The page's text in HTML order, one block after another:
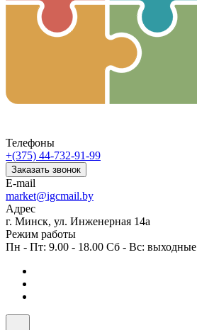
Телефоны
+(375) 44-732-91-99
Заказать звонок
E-mail
market@igcmail.by
Адрес
г. Минск, ул. Инженерная 14а
Режим работы
Пн - Пт: 9.00 - 18.00 Сб - Вс: выходные